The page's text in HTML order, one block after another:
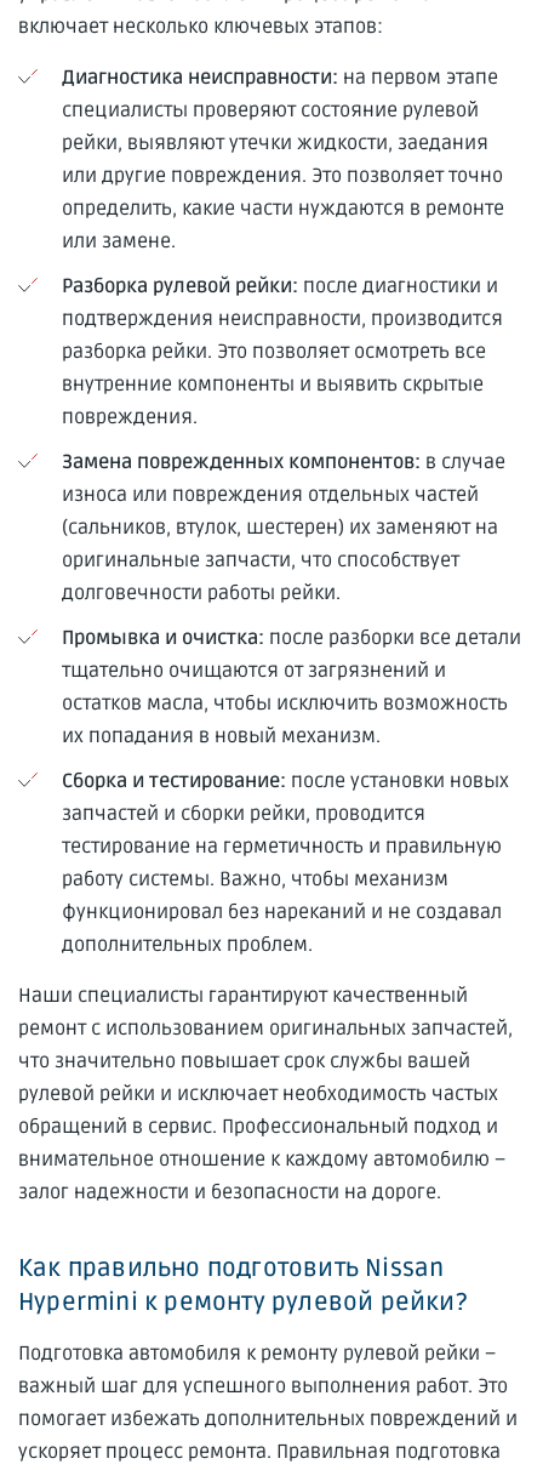
включает несколько ключевых этапов:
Диагностика неисправности: на первом этапе
специалисты проверяют состояние рулевой
рейки, выявляют утечки жидкости, заедания
или другие повреждения. Это позволяет точно
определить, какие части нуждаются в ремонте
или замене.
Разборка рулевой рейки: после диагностики и
подтверждения неисправности, производится
разборка рейки. Это позволяет осмотреть все
внутренние компоненты и выявить скрытые
повреждения.
Замена поврежденных компонентов: в случае
износа или повреждения отдельных частей
(сальников, втулок, шестерен) их заменяют на
оригинальные запчасти, что способствует
долговечности работы рейки.
Промывка и очистка: после разборки все детали
тщательно очищаются от загрязнений и
остатков масла, чтобы исключить возможность
их попадания в новый механизм.
Сборка и тестирование: после установки новых
запчастей и сборки рейки, проводится
тестирование на герметичность и правильную
работу системы. Важно, чтобы механизм
функционировал без нареканий и не создавал
дополнительных проблем.
Наши специалисты гарантируют качественный
ремонт с использованием оригинальных запчастей,
что значительно повышает срок службы вашей
рулевой рейки и исключает необходимость частых
обращений в сервис. Профессиональный подход и
внимательное отношение к каждому автомобилю –
залог надежности и безопасности на дороге.
Как правильно подготовить Nissan
Hypermini к ремонту рулевой рейки?
Подготовка автомобиля к ремонту рулевой рейки –
важный шаг для успешного выполнения работ. Это
помогает избежать дополнительных повреждений и
ускоряет процесс ремонта. Правильная подготовка